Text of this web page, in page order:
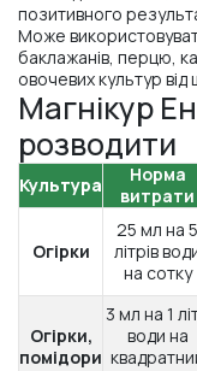
позитивного
Може
баклажанів, перцю,
овочевих культур
Магнікур
розводити
Культура
Норма
витрати
Огірки
25 мл на 5
літрів
на сотку
Огірки,
помідори
3 мл на 1
води на